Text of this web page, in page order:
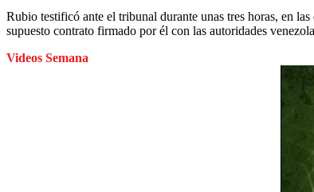
Rubio testificó ante el tribunal durante unas tres horas, en
supuesto contrato firmado por él con las autoridades
Videos Semana